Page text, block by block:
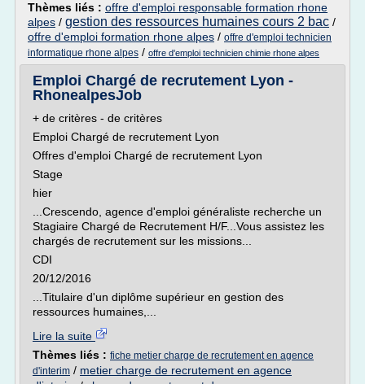
Thèmes liés : offre d'emploi responsable formation rhone
alpes / gestion des ressources humaines cours 2 bac /
offre d'emploi formation rhone alpes / offre d'emploi technicien
informatique rhone alpes / offre d'emploi technicien chimie rhone alpes
Emploi Chargé de recrutement Lyon -
RhonealpesJob
+ de critères - de critères
Emploi Chargé de recrutement Lyon
Offres d'emploi Chargé de recrutement Lyon
Stage
hier
...Crescendo, agence d'emploi généraliste recherche un
Stagiaire Chargé de Recrutement H/F...Vous assistez les
chargés de recrutement sur les missions...
CDI
20/12/2016
...Titulaire d'un diplôme supérieur en gestion des
ressources humaines,...
Lire la suite
Thèmes liés : fiche metier charge de recrutement en agence
d'interim / metier charge de recrutement en agence